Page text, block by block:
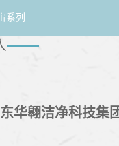
系列
华翱洁净科技集